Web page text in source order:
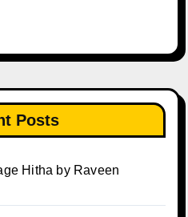
Posts
Hitha by Raveen